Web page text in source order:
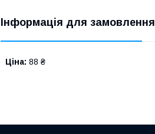
Інформація для замовлення
Ціна: 88 ₴